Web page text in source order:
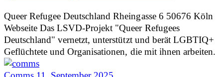
Queer Refugee Deutschland Rheingasse 6 50676 Köln
Webseite Das LSVD-Projekt "Queer Refugees
Deutschland" vernetzt, unterstützt und berät LGBTIQ+
Geflüchtete und Organisationen, die mit ihnen arbeiten.